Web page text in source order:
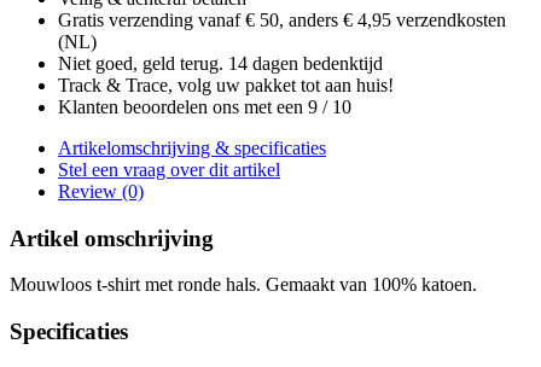
Gratis verzending vanaf € 50, anders € 4,95 verzendkosten
(NL)
Niet goed, geld terug. 14 dagen bedenktijd
Track & Trace, volg uw pakket tot aan huis!
Klanten beoordelen ons met een 9 / 10
Artikelomschrijving & specificaties
Stel een vraag over dit artikel
Review (0)
Artikel omschrijving
Mouwloos t-shirt met ronde hals. Gemaakt van 100% katoen.
Specificaties